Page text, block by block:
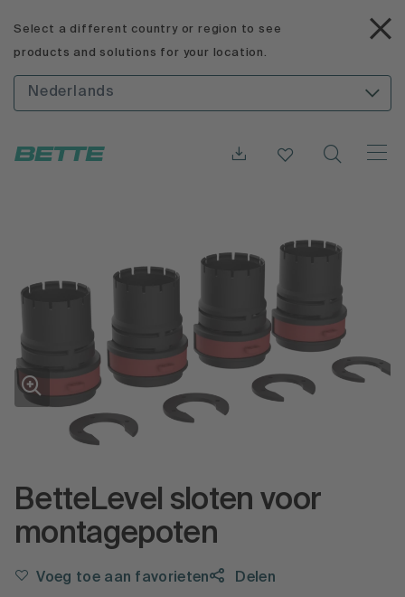
Select a different country or region to see
products and solutions for your location.
Nederlands
BetteLevel sloten voor
montagepoten
Voeg toe aan favorieten Delen